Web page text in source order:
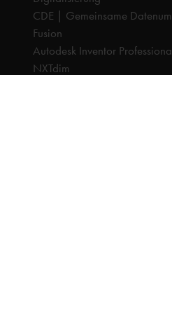
CDE | Gemeinsame
Fusion
Autodesk Inventor
NXTdim